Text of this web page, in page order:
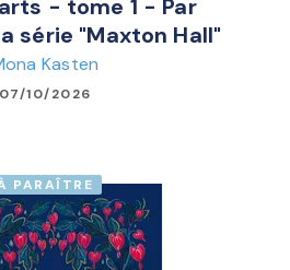
- tome 1 - Par
série "Maxton Hall"
Kasten
07/10/2026
PARAÎTRE